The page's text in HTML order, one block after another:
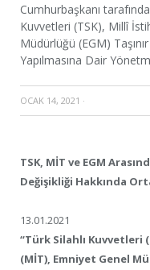
Cumhurbaşkanı
Kuvvetleri (TSK), Millî
Müdürlüğü (EGM)
Yapılmasına Dair
OCAK 14, 2021 ·
TSK, MİT ve EGM
Değişikliği Hakkında
13.01.2021
“Türk Silahlı Kuvvetleri
(MİT), Emniyet Genel